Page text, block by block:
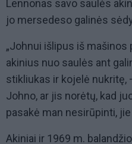
Lennonas savo saulės
jo mersedeso galinės
„Johnui išlipus iš
akinius nuo saulės ant
stikliukas ir kojelė nukritę,
Johno, ar jis norėtų, kad
pasakė man nesirūpinti,
Akiniai ir 1969 m.